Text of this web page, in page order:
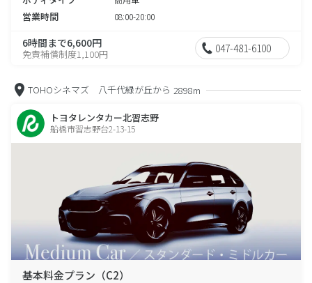
営業時間 08:00-20:00
6時間まで6,600円
免責補償制度1,100円 047-481-6100
TOHOシネマズ 八千代緑が丘から 2898m
トヨタレンタカー北習志野
船橋市習志野台2-13-15
基本料金プラン（C2）